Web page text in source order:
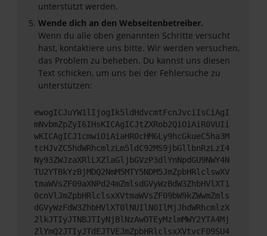
unterstützt werden.
Wende dich an den Webseitenbetreiber.
Wenn du alle oben genannten Schritte versucht
hast, kontaktiere uns bitte. Wir werden versuchen,
das Problem zu beheben. Du kannst uns diesen
Text schicken, um uns bei der Fehlersuche zu
unterstützen:
ewogICJuYW1lIjogIk5ldHdvcmtFcnJvciIsCiAgI
mNvbmZpZyI6IHsKICAgICJtZXRob2QiOiAiR0VUIi
wKICAgICJ1cmwiOiAiaHR0cHM6Ly9hcGkueC5ha3M
tcHJvZC5hdWRhcmlzLm5ldC92MS9jbGllbnRzLzI4
Ny93ZWJzaXRlLXZlaGljbGVzP3dlYnNpdGU9NWY4N
TU2YTBkYzBjMDQ2NmM5MTY5NDM5JmZpbHRlclswXV
tmaWVsZF09aXNPd24mZmlsdGVyWzBdW3ZhbHVlXT1
0cnVlJmZpbHRlclsxXVtmaWVsZF09bW9kZWwmZmls
dGVyWzFdW3ZhbHVlXT0lNUIlN0IlMjJhdWRhcmlzX
2lkJTIyJTNBJTIyNjBlNzAwOTEyMzlmMWY2YTA4Mj
ZlYmQ2JTIyJTdEJTVEJmZpbHRlclsxXVtvcF09SU4